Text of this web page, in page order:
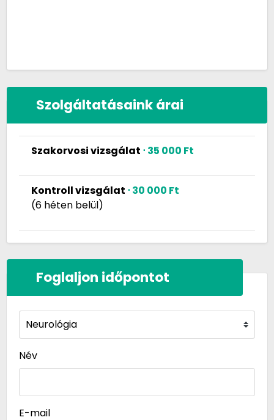
Szolgáltatásaink árai
Szakorvosi vizsgálat ⋅ 35 000 Ft
Kontroll vizsgálat ⋅ 30 000 Ft
(6 héten belül)
Foglaljon időpontot
Név
E-mail